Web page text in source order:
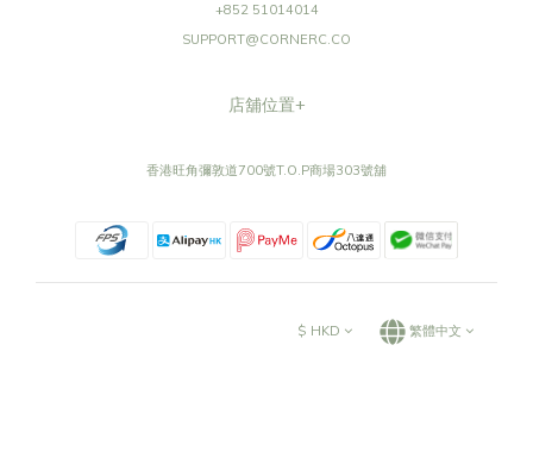
+852 51014014
SUPPORT@CORNERC.CO
店舖位置+
香港旺角彌敦道700號T.O.P商場303號舖
$ HKD 繁體中文